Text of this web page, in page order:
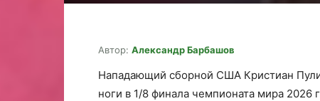
Автор: Александр Барбашов
Нападающий сборной США Кристиан
ноги в 1/8 финала чемпионата мира 2026